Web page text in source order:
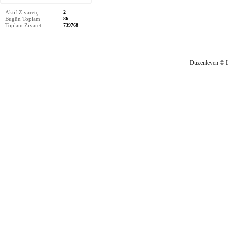
Aktif Ziyaretçi 2
Bugün Toplam 86
Toplam Ziyaret 739768
Düzenleyen ©